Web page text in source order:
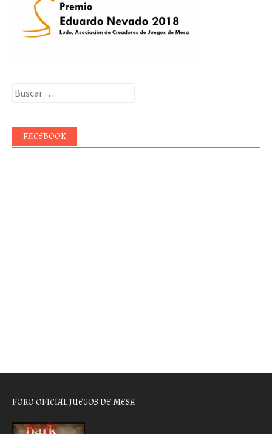
Buscar:
FACEBOOK
FORO OFICIAL JUEGOS DE MESA